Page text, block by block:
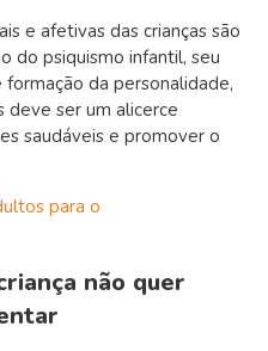
e afetivas das crianças são
do psiquismo infantil, seu
da personalidade,
deve ser um alicerce
saudáveis e promover o
para o
não quer